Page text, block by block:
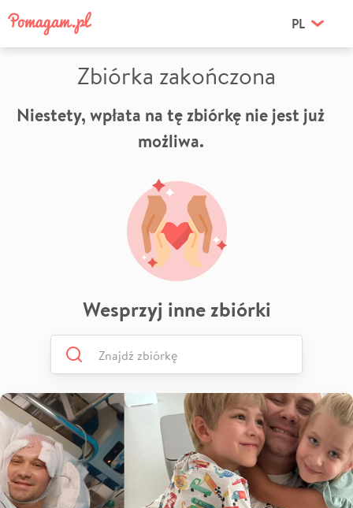
PL
Zbiórka zakończona
Niestety, wpłata na tę zbiórkę nie jest już
możliwa.
Wesprzyj inne zbiórki